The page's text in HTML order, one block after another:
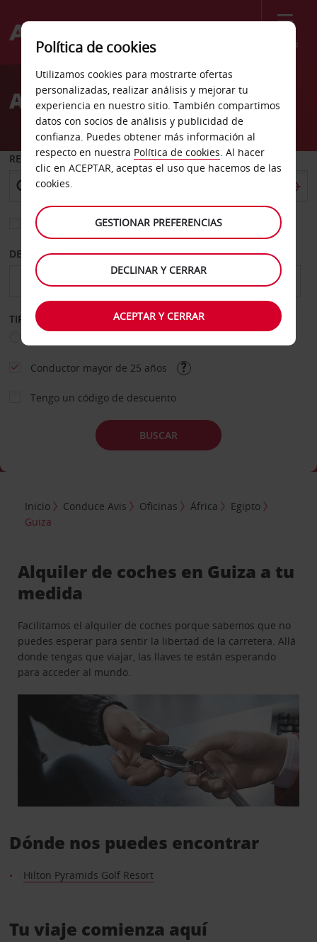
Menú
Welcome
AvisAlquiler de coches Guiza
RECOGER EN
Elegir otra oficina de devolución
DESDE HASTA
TIPO DE ALQUILER
Conductor mayor de 25 años
Tengo un código de descuento
BUSCAR
Inicio Conduce Avis Oficinas África
Egipto
Guiza
Alquiler de coches en Guiza a tu
medida
Facilitamos el alquiler de coches porque sabemos que no
puedes esperar para sentir la libertad de la carretera. Allá
donde tengas que viajar, las llaves te están esperando
para acceder al mundo.
Dónde nos puedes encontrar
Hilton Pyramids Golf Resort
Tu viaje comienza aquí
Política de cookies
Utilizamos cookies para mostrarte ofertas
personalizadas, realizar análisis y mejorar tu
experiencia en nuestro sitio. También compartimos
datos con socios de análisis y publicidad de
confianza. Puedes obtener más información al
respecto en nuestra Política de cookies. Al hacer
clic en ACEPTAR, aceptas el uso que hacemos de las
cookies.
GESTIONAR PREFERENCIAS
DECLINAR Y CERRAR
ACEPTAR Y CERRAR